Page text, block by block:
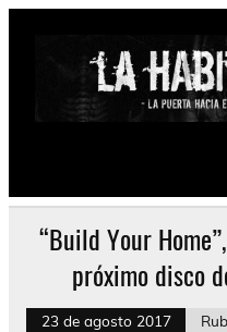
Saltar
Psychedelic, Stoner,
“Build Your
próximo disco
23 de agosto 2017